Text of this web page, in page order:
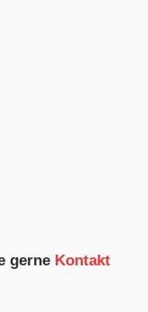
gerne Kontakt